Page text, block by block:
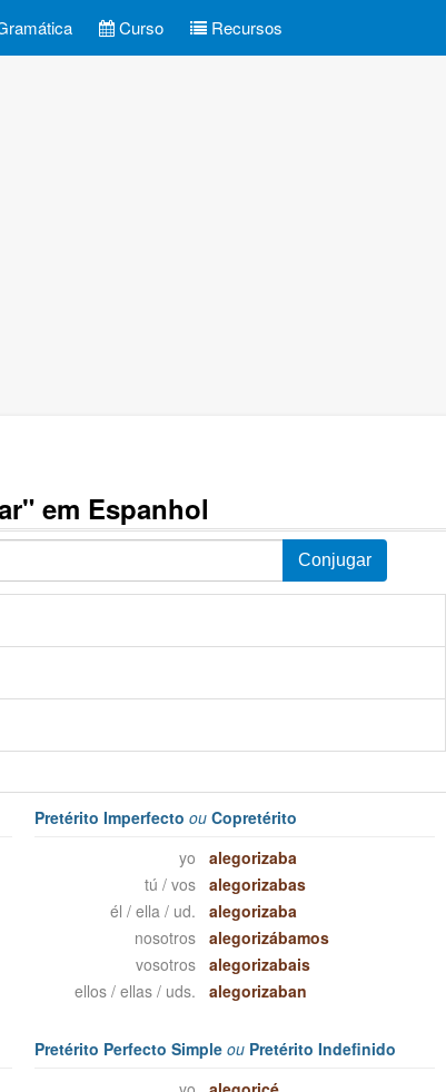
Curso Recursos
em Espanhol
Pretérito Imperfectoou Copretérito
yo
alegorizaba
tú / vos
alegorizabas
él / ella / ud.
alegorizaba
nosotros
alegorizábamos
vosotros
alegorizabais
ellos / ellas / uds.
alegorizaban
Pretérito Perfecto Simpleou Pretérito Indefinido